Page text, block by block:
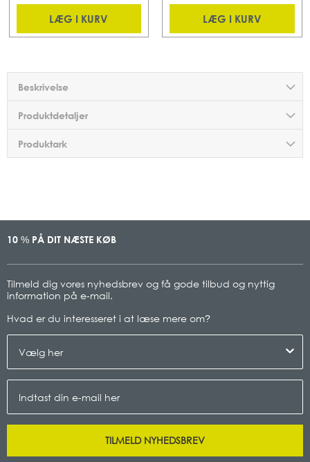
LÆG I KURV LÆG I KURV
Beskrivelse
Produktdetaljer
Produktark
10 % PÅ DIT NÆSTE KØB
Tilmeld dig vores nyhedsbrev og få gode tilbud og nyttig
information på e-mail.
Hvad er du interesseret i at læse mere om?
TILMELD NYHEDSBREV